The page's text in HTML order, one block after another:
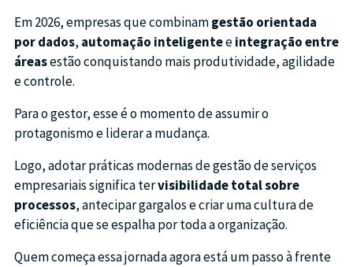
Em 2026, empresas que combinamgestão orientada
por dados, automação inteligenteeintegração entre
áreasestão conquistando mais produtividade, agilidade
e controle.
Para o gestor, esse é o momento de assumir o
protagonismo e liderar a mudança.
Logo, adotar práticas modernas de gestão de serviços
empresariais significa tervisibilidade total sobre
processos, antecipar gargalos e criar uma cultura de
eficiência que se espalha por toda a organização.
Quem começa essa jornada agora está um passo à frente